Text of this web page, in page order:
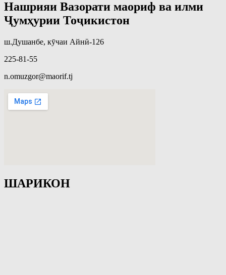
Нашрияи Вазорати маориф ва илми
Ҷумҳурии Тоҷикистон
ш.Душанбе, кӯчаи Айнӣ-126
225-81-55
n.omuzgor@maorif.tj
ШАРИКОН